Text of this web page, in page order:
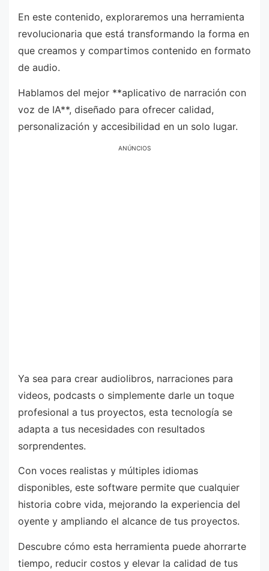
En este contenido, exploraremos una herramienta
revolucionaria que está transformando la forma en
que creamos y compartimos contenido en formato
de audio.
Hablamos del mejor **aplicativo de narración con
voz de IA**, diseñado para ofrecer calidad,
personalización y accesibilidad en un solo lugar.
ANÚNCIOS
Ya sea para crear audiolibros, narraciones para
videos, podcasts o simplemente darle un toque
profesional a tus proyectos, esta tecnología se
adapta a tus necesidades con resultados
sorprendentes.
Con voces realistas y múltiples idiomas
disponibles, este software permite que cualquier
historia cobre vida, mejorando la experiencia del
oyente y ampliando el alcance de tus proyectos.
Descubre cómo esta herramienta puede ahorrarte
tiempo, reducir costos y elevar la calidad de tus